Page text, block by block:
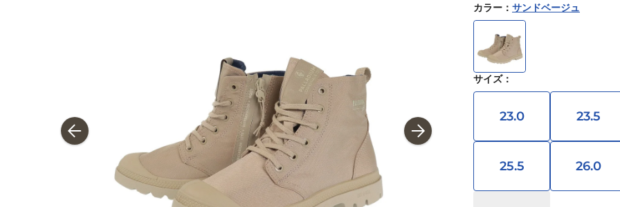
カラー ： サンドベージュ
サイズ：
23.0 23.5
25.5 26.0